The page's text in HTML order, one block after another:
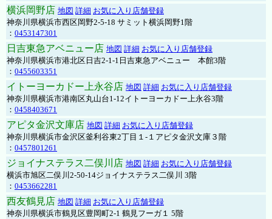
横浜岡野店 地図 詳細 お気に入り店舗登録
神奈川県横浜市西区岡野2-5-18 サミット横浜岡野1階
： 0453147301
日吉東急アベニュー店 地図 詳細 お気に入り店舗登録
神奈川県横浜市港北区日吉2-1-1日吉東急アベニュー 本館3階
： 0455603351
イトーヨーカドー上永谷店 地図 詳細 お気に入り店舗登録
神奈川県横浜市港南区丸山台1-12イトーヨーカドー上永谷3階
： 0458403671
アピタ金沢文庫店 地図 詳細 お気に入り店舗登録
神奈川県横浜市金沢区釜利谷東2丁目１-１アピタ金沢文庫３階
： 0457801261
ジョイナステラス二俣川店 地図 詳細 お気に入り店舗登録
横浜市旭区二俣川2-50-14ジョイナステラス二俣川 3階
： 0453662281
西友鶴見店 地図 詳細 お気に入り店舗登録
神奈川県横浜市鶴見区豊岡町2-1 鶴見フーガ１ 5階